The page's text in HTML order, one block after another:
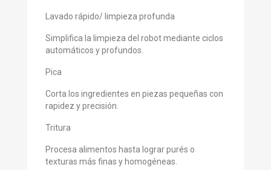
Lavado rápido/ limpieza profunda
Simplifica la limpieza del robot mediante ciclos
automáticos y profundos.
Pica
Corta los ingredientes en piezas pequeñas con
rapidez y precisión.
Tritura
Procesa alimentos hasta lograr purés o
texturas más finas y homogéneas.